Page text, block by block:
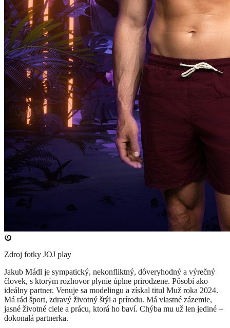
Zdroj fotky JOJ play
​Jakub Mádl je sympatický, nekonfliktný, dôveryhodný a výrečný
človek, s ktorým rozhovor plynie úplne prirodzene. Pôsobí ako
ideálny partner. Venuje sa modelingu a získal titul Muž roka 2024.
Má rád šport, zdravý životný štýl a prírodu. Má vlastné zázemie,
jasné životné ciele a prácu, ktorá ho baví. Chýba mu už len jediné –
dokonalá partnerka.